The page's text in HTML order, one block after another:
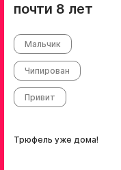
почти 8 лет
Мальчик
Чипирован
Привит
Трюфель уже дома!